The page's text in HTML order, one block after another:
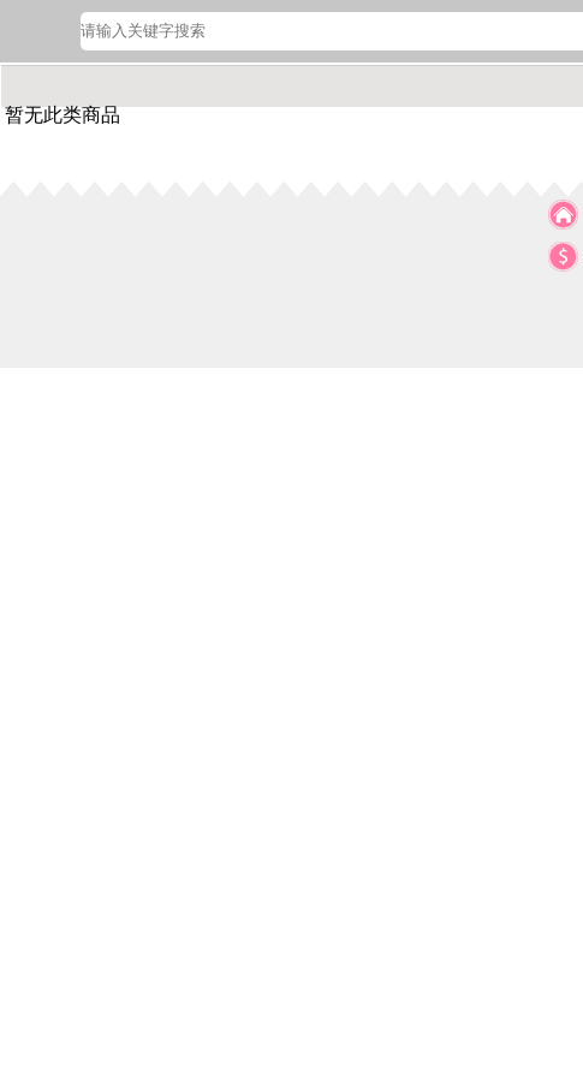
暂无此类商品